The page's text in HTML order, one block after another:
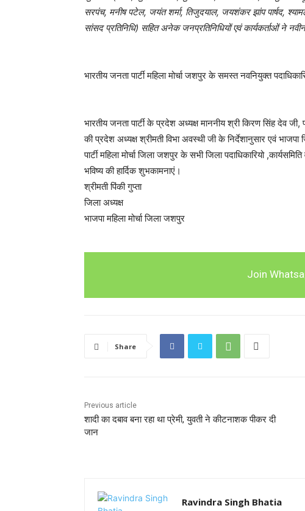
सरपंच, मनीष पटेल, जयंत शर्मा, तिजुदयाल, जयशंकर झांप पार्षद,
सांसद प्रतिनिधि) सहित अनेक जनप्रतिनिधियों एवं कार्यकर्ताओं ने
भारतीय जनता पार्टी महिला मोर्चा जशपुर के समस्त नवनियुक्त
भारतीय जनता पार्टी के प्रदेश अध्यक्ष माननीय श्री किरण सिंह देव
की प्रदेश अध्यक्ष श्रीमती विभा अवस्थी जी के निर्देशानुसार एवं
पार्टी महिला मोर्चा जिला जशपुर के सभी जिला पदाधिकारियो
भविष्य की हार्दिक शुभकामनाएं।
श्रीमती पिंकी गुप्ता
जिला अध्यक्ष
भाजपा महिला मोर्चा जिला जशपुर
Join
Share
Previous article
शादी का दबाव बना रहा था प्रेमी, युवती ने कीटनाशक पीकर दी
जान
Ravindra Singh Bhatia